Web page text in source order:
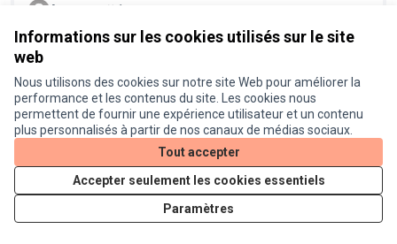
Informations sur les cookies utilisés sur le site
web
Nous utilisons des cookies sur notre site Web pour améliorer la
performance et les contenus du site. Les cookies nous
permettent de fournir une expérience utilisateur et un contenu
plus personnalisés à partir de nos canaux de médias sociaux.
Tout accepter
Accepter seulement les cookies essentiels
Paramètres
Anonyme 1
Pieges à moustiques tigres
Anonyme
6